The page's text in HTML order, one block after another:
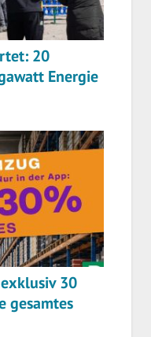
20
Energie
30
gesamtes